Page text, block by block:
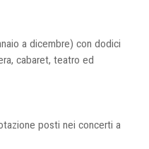
a dicembre) con dodici
cabaret, teatro ed
posti nei concerti a